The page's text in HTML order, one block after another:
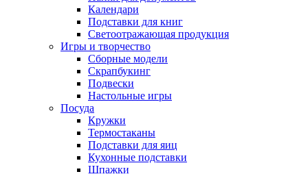
Календари
Подставки для книг
Светоотражающая продукция
Игры и творчество
Сборные модели
Скрапбукинг
Подвески
Настольные игры
Посуда
Кружки
Термостаканы
Подставки для яиц
Кухонные подставки
Шпажки